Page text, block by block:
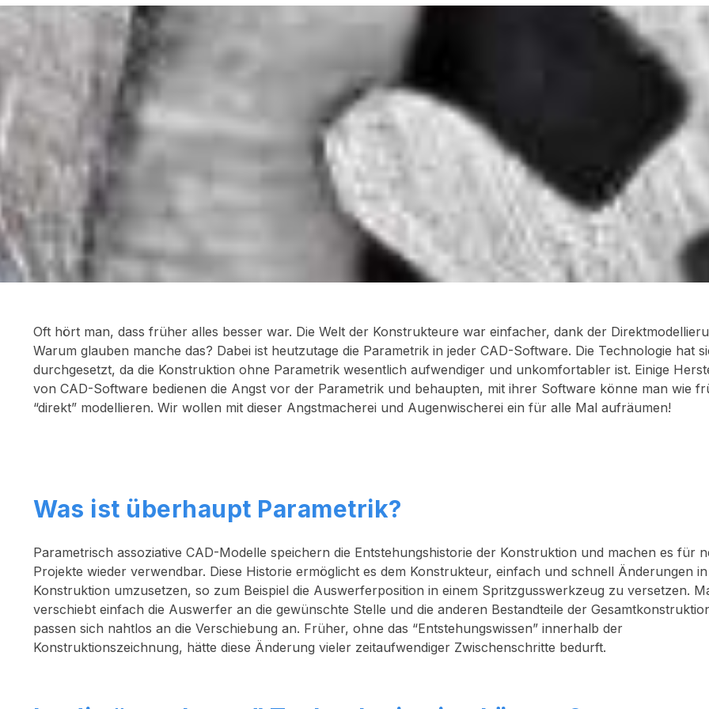
Oft hört man, dass früher alles besser war. Die Welt der Konstrukteure war einfacher, dank der
Warum glauben manche das? Dabei ist heutzutage die Parametrik in jeder CAD-Software. Die Technologie hat
durchgesetzt, da die Konstruktion ohne Parametrik wesentlich aufwendiger und unkomfortabler ist. Einige
von CAD-Software bedienen die Angst vor der Parametrik und behaupten, mit ihrer Software könne man wie
“direkt” modellieren. Wir wollen mit dieser Angstmacherei und Augenwischerei ein für alle Mal aufräumen!
Was ist überhaupt Parametrik?
Parametrisch assoziative CAD-Modelle speichern die Entstehungshistorie der Konstruktion und machen es für
Projekte wieder verwendbar. Diese Historie ermöglicht es dem Konstrukteur, einfach und schnell Änderungen
Konstruktion umzusetzen, so zum Beispiel die Auswerferposition in einem Spritzgusswerkzeug zu versetzen.
verschiebt einfach die Auswerfer an die gewünschte Stelle und die anderen Bestandteile der
passen sich nahtlos an die Verschiebung an. Früher, ohne das “Entstehungswissen” innerhalb der
Konstruktionszeichnung, hätte diese Änderung vieler zeitaufwendiger Zwischenschritte bedurft.